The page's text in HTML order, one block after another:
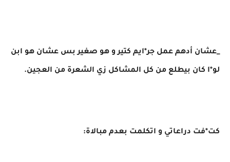
_عشان أدهم عمل جر*ايم كتير و هو صغير بس عشان هو ابن
لو*ا كان بيطلع من كل المشاكل زي الشعرة من العجين.
كت*فت دراعاتي و اتكلمت بعدم مبالاة: